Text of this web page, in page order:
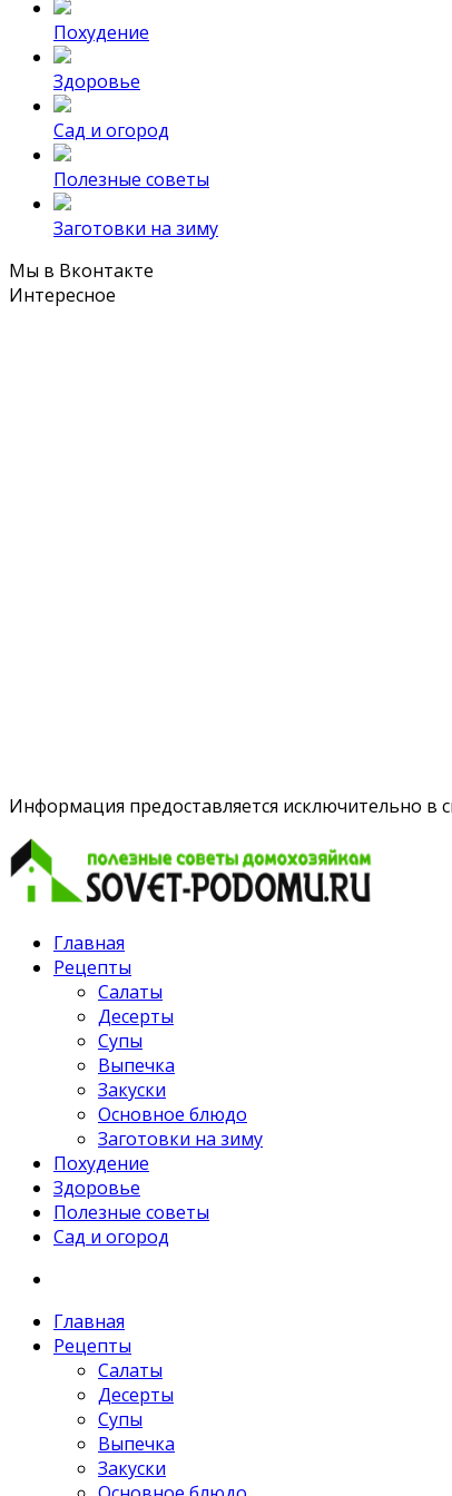
Похудение
Здоровье
Сад и огород
Полезные советы
Заготовки на зиму
Мы в Вконтакте
Интересное
Информация предоставляется исключительно в
Главная
Рецепты
Салаты
Десерты
Супы
Выпечка
Закуски
Основное блюдо
Заготовки на зиму
Похудение
Здоровье
Полезные советы
Сад и огород
Главная
Рецепты
Салаты
Десерты
Супы
Выпечка
Закуски